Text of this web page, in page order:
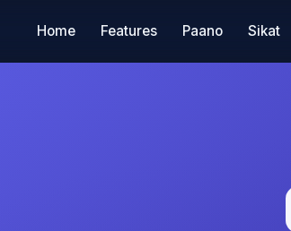
Home Features Paano Sikat